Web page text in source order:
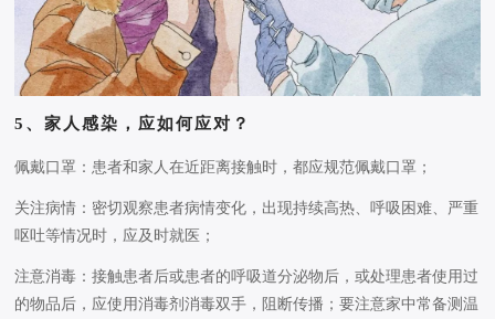
5、家人感染，应如何应对？
佩戴口罩：患者和家人在近距离接触时，都应规范佩戴口罩；
关注病情：密切观察患者病情变化，出现持续高热、呼吸困难、严重
呕吐等情况时，应及时就医；
注意消毒：接触患者后或患者的呼吸道分泌物后，或处理患者使用过
的物品后，应使用消毒剂消毒双手，阻断传播；要注意家中常备测温